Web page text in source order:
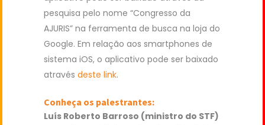
pesquisa pelo nome “Congresso da
AJURIS” na ferramenta de busca na loja do
Google. Em relação aos smartphones de
sistema iOS, o aplicativo pode ser baixado
através deste link.
Conheça os palestrantes:
Luís Roberto Barroso (ministro do STF)